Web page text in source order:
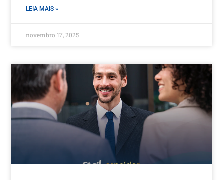
LEIA MAIS »
novembro 17, 2025